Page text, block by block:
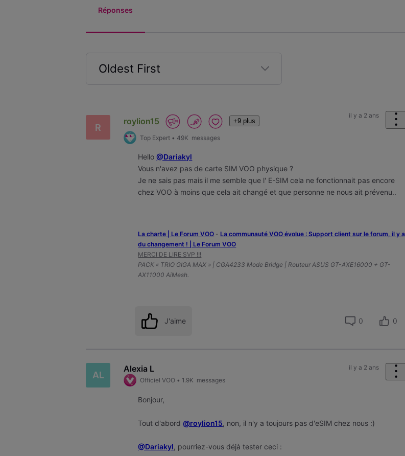
Réponses
Oldest First
First
R
roylion15 +9 plus
Top Expert• 49K messages
il y a 2 ans
Hello@Dariakyl
Vous n'avez pas de carte SIM VOO physique ?
Je ne sais pas mais il me semble que l' E-SIM cela ne fonctionnait pas encore
chez VOO à moins que cela ait changé et que personne ne nous ait prévenu..
La charte | Le Forum VOO - ‎La communauté VOO évolue : Support client sur le forum, il y a
du changement ! | Le Forum VOO
MERCI DE LIRE SVP !!!
PACK « TRIO GIGA MAX » | CGA4233 Mode Bridge | Routeur ASUS GT-AXE16000 + GT-
AX11000 AiMesh.
J'aime 0 0
AL
Alexia L
Officiel VOO• 1.9K messages
il y a 2 ans
Bonjour,
Tout d'abord @roylion15, non, il n'y a toujours pas d'eSIM chez nous :)
@Dariakyl, pourriez-vous déjà tester ceci :